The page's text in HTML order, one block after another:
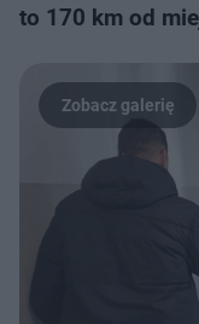
to 170 km od